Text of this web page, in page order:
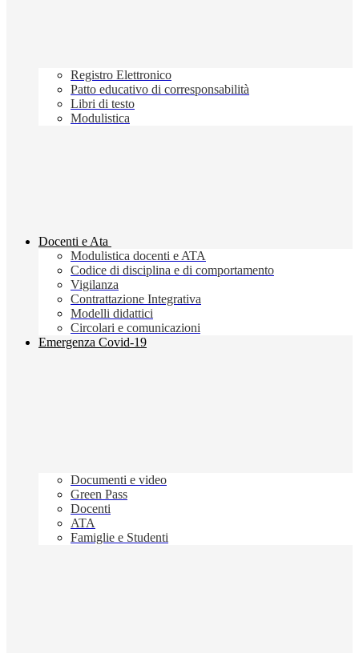
Registro Elettronico
Patto educativo di corresponsabilità
Libri di testo
Modulistica
Docenti e Ata
Modulistica docenti e ATA
Codice di disciplina e di comportamento
Vigilanza
Contrattazione Integrativa
Modelli didattici
Circolari e comunicazioni
Emergenza Covid-19
Documenti e video
Green Pass
Docenti
ATA
Famiglie e Studenti